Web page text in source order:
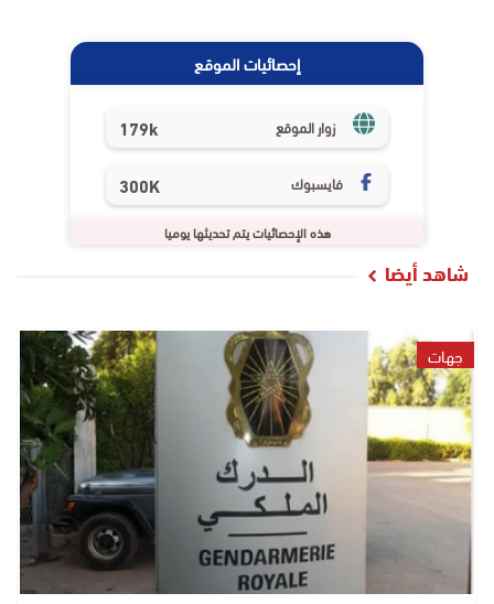
إحصائيات الموقع
زوار الموقع 179k
فايسبوك 300K
هذه الإحصائيات يتم تحديثها يوميا
شاهد أيضا
جهات